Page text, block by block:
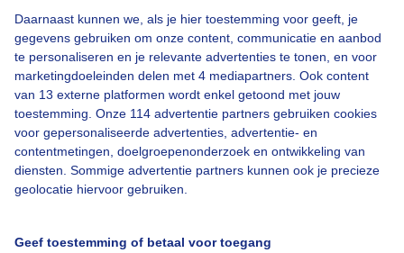
Daarnaast kunnen we, als je hier toestemming voor geeft, je
gegevens gebruiken om onze content, communicatie en aanbod
te personaliseren en je relevante advertenties te tonen, en voor
marketingdoeleinden delen met 4 mediapartners. Ook content
van 13 externe platformen wordt enkel getoond met jouw
toestemming. Onze 114 advertentie partners gebruiken cookies
voor gepersonaliseerde advertenties, advertentie- en
contentmetingen, doelgroepenonderzoek en ontwikkeling van
diensten. Sommige advertentie partners kunnen ook je precieze
geolocatie hiervoor gebruiken.
Geef toestemming of betaal voor toegang
Over Buienradar
Bedrijfsgegevens
Veelgestelde vragen
Toegankelijkheid